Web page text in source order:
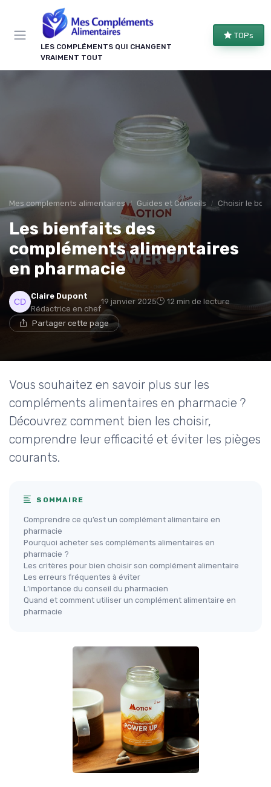
LES COMPLÉMENTS QUI CHANGENT
VRAIMENT TOUT
TOPs
Mes complements alimentaires Guides et Conseils Choisir le
Les bienfaits des
compléments alimentaires
en pharmacie
Claire Dupont
Rédactrice en chef
19 janvier 2025 12 min de lecture
Partager cette page
Vous souhaitez en savoir plus sur les
compléments alimentaires en pharmacie ?
Découvrez comment bien les choisir,
comprendre leur efficacité et éviter les pièges
courants.
SOMMAIRE
Comprendre ce qu’est un complément alimentaire en
pharmacie
Pourquoi acheter ses compléments alimentaires en
pharmacie ?
Les critères pour bien choisir son complément alimentaire
Les erreurs fréquentes à éviter
L’importance du conseil du pharmacien
Quand et comment utiliser un complément alimentaire en
pharmacie
Panneau de gestion des cookies